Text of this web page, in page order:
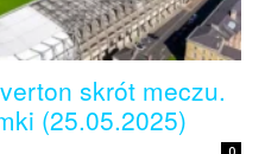
skrót meczu.
(25.05.2025)